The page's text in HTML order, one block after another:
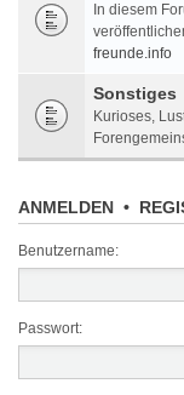
In diesem
freunde.info
Sonstiges
Kurioses,
ANMELDEN •
Benutzername:
Passwort: